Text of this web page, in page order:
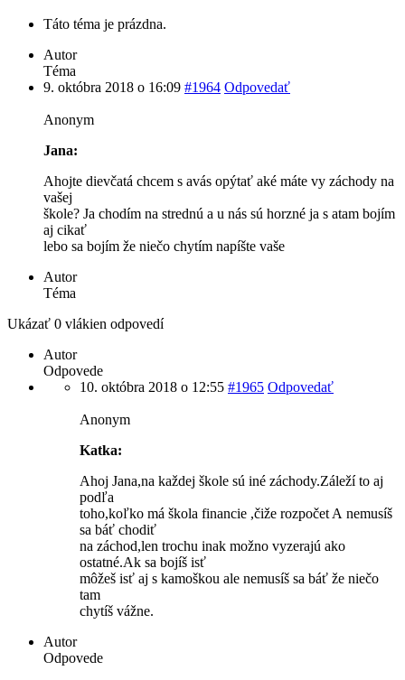
Táto téma je prázdna.
Autor
Téma
9. októbra 2018 o 16:09 #1964 Odpovedať
Anonym
Jana:
Ahojte dievčatá chcem s avás opýtať aké máte vy záchody na
vašej
škole? Ja chodím na strednú a u nás sú horzné ja s atam bojím
aj cikať
lebo sa bojím že niečo chytím napíšte vaše
Autor
Téma
Ukázať 0 vlákien odpovedí
Autor
Odpovede
10. októbra 2018 o 12:55 #1965 Odpovedať
Anonym
Katka:
Ahoj Jana,na každej škole sú iné záchody.Záleží to aj
podľa
toho,koľko má škola financie ,čiže rozpočet A nemusíš
sa báť chodiť
na záchod,len trochu inak možno vyzerajú ako
ostatné.Ak sa bojíš isť
môžeš isť aj s kamoškou ale nemusíš sa báť že niečo
tam
chytíš vážne.
Autor
Odpovede